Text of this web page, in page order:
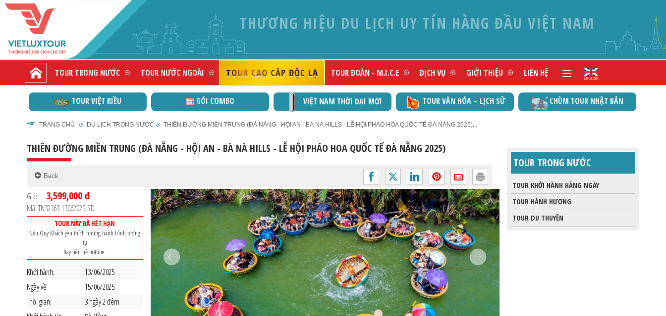
THƯƠNG HIỆU DU LỊCH UY TÍN HÀNG ĐẦU VIỆT NAM
TOUR TRONG NƯỚC TOUR NƯỚC NGOÀI TOUR CAO CẤP ĐỘC LẠ TOUR ĐOÀN - M.I.C.E DỊCH VỤ GIỚI THIỆU LIÊN HỆ
TOUR VIỆT KIỀU GÓI COMBO VIỆT NAM THỜI ĐẠI MỚI TOUR VĂN HÓA – LỊCH SỬ CHÙM TOUR NHẬT BẢN
TRANG CHỦ DU LỊCH TRONG NƯỚC THIÊN ĐƯỜNG MIỀN TRUNG (ĐÀ NẴNG - HỘI AN - BÀ NÀ HILLS - LỄ HỘI PHÁO HOA QUỐC TẾ ĐÀ NẴNG 2025)...
THIÊN ĐƯỜNG MIỀN TRUNG (ĐÀ NẴNG - HỘI AN - BÀ NÀ HILLS - LỄ HỘI PHÁO HOA QUỐC TẾ ĐÀ NẴNG 2025)
Giá: 3,599,000 đ
Mã: TN32363-13062025-SD
TOUR NÀY ĐÃ HẾT HẠN
Nếu Quý Khách yêu thích những hành trình tương
tự
hãy liên hệ hotline.
Khởi hành:
13/06/2025
Ngày về:
15/06/2025
Thời gian:
3 ngày 2 đêm
TOUR TRONG NƯỚC
TOUR KHỞI HÀNH HÀNG NGÀY
TOUR HÀNH HƯƠNG
TOUR DU THUYỀN